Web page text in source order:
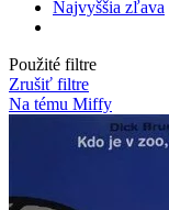
Najvyššia zľava
Použité filtre
Zrušiť filtre
Na tému Miffy